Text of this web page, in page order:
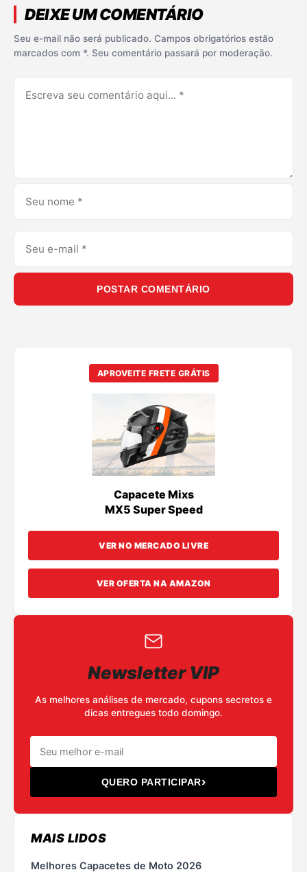
DEIXE UM COMENTÁRIO
Seu e-mail não será publicado. Campos obrigatórios estão
marcados com *. Seu comentário passará por moderação.
POSTAR COMENTÁRIO
APROVEITE FRETE GRÁTIS
Capacete Mixs
MX5 Super Speed
VER NO MERCADO LIVRE
VER OFERTA NA AMAZON
Newsletter VIP
As melhores análises de mercado, cupons secretos e
dicas entregues todo domingo.
QUERO PARTICIPAR›
MAIS LIDOS
Melhores Capacetes de Moto 2026